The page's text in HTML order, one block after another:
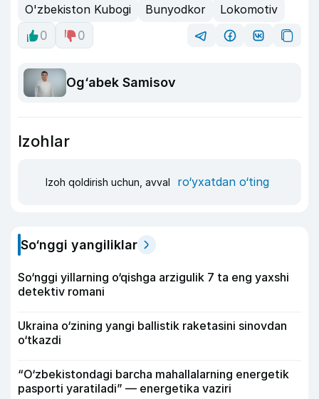
O'zbekiston Kubogi Bunyodkor
Lokomotiv
0
0
Og‘abek Samisov
Izohlar
Izoh qoldirish uchun, avval ro‘yxatdan o‘ting
So‘nggi yangiliklar
So‘nggi yillarning o‘qishga arzigulik 7 ta eng yaxshi
detektiv romani
Ukraina o‘zining yangi ballistik raketasini sinovdan
o‘tkazdi
“O‘zbekistondagi barcha mahallalarning energetik
pasporti yaratiladi” — energetika vaziri